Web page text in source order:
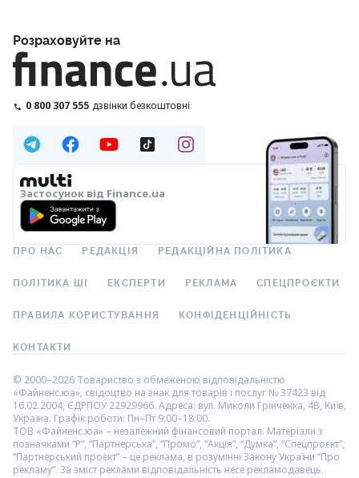
Розраховуйте на
0 800 307 555 дзвінки безкоштовні
Застосунок від Finance.ua
ПРО НАС РЕДАКЦІЯ РЕДАКЦІЙНА ПОЛІТИКА
ПОЛІТИКА ШІ ЕКСПЕРТИ РЕКЛАМА СПЕЦПРОЄКТИ
ПРАВИЛА КОРИСТУВАННЯ КОНФІДЕНЦІЙНІСТЬ
КОНТАКТИ
© 2000–2026 Товариство з обмеженою відповідальністю
«Файненс.юа», свідоцтво на знак для товарів і послуг № 37423 від
16.02.2004, ЄДРПОУ 22929966. Адреса: вул. Миколи Грінченка, 4В, Київ,
Україна. Графік роботи: Пн–Пт 9:00–18:00.
ТОВ «Файненс.юа» – незалежний фінансовий портал. Матеріали з
позначками “Р”, “Партнерська”, “Промо”, “Акція”, “Думка”, “Спецпроєкт”,
“Партнерський проєкт” – це реклама, в розумінні Закону України “Про
рекламу”. За зміст реклами відповідальність несе рекламодавець.